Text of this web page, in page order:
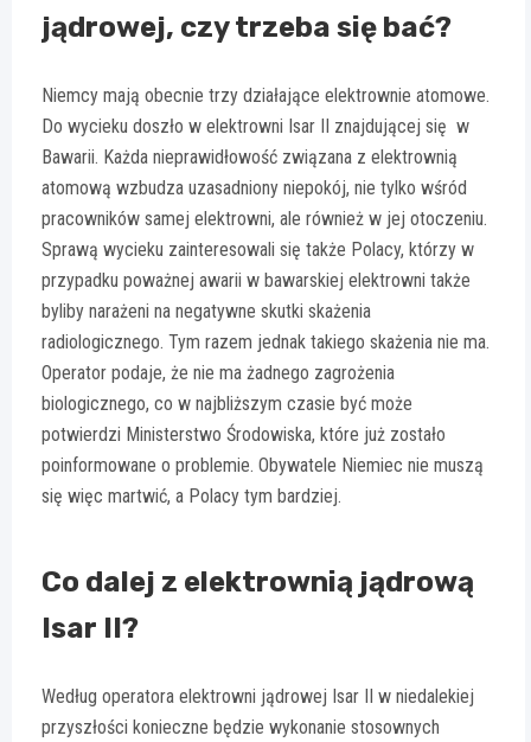
jądrowej, czy trzeba się bać?
Niemcy mają obecnie trzy działające elektrownie atomowe.
Do wycieku doszło w elektrowni Isar II znajdującej się w
Bawarii. Każda nieprawidłowość związana z elektrownią
atomową wzbudza uzasadniony niepokój, nie tylko wśród
pracowników samej elektrowni, ale również w jej otoczeniu.
Sprawą wycieku zainteresowali się także Polacy, którzy w
przypadku poważnej awarii w bawarskiej elektrowni także
byliby narażeni na negatywne skutki skażenia
radiologicznego. Tym razem jednak takiego skażenia nie ma.
Operator podaje, że nie ma żadnego zagrożenia
biologicznego, co w najbliższym czasie być może
potwierdzi Ministerstwo Środowiska, które już zostało
poinformowane o problemie. Obywatele Niemiec nie muszą
się więc martwić, a Polacy tym bardziej.
Co dalej z elektrownią jądrową
Isar II?
Według operatora elektrowni jądrowej Isar II w niedalekiej
przyszłości konieczne będzie wykonanie stosownych